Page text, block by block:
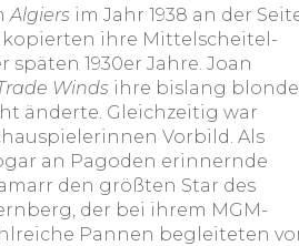
Algiers im Jahr 1938 an der
kopierten ihre Mittelscheitel-
1930er Jahre. Joan
Winds ihre bislang
änderte. Gleichzeitig war
Vorbild. Als
an Pagoden erinnernde
den größten Star des
der bei ihrem MGM-
Pannen begleiteten